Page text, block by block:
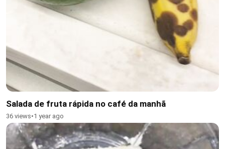
Salada de fruta rápida no café da manhã
36 views•1 year ago